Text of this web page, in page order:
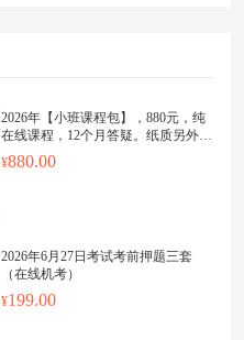
2026年【小班课程包】，880元，纯
在线课程，12个月答疑。纸质另外购
买
880.00
2026年6月27日考试考前押题三套
（在线机考）
199.00